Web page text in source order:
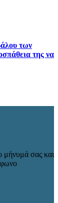
των
της να
μήνυμά σας και